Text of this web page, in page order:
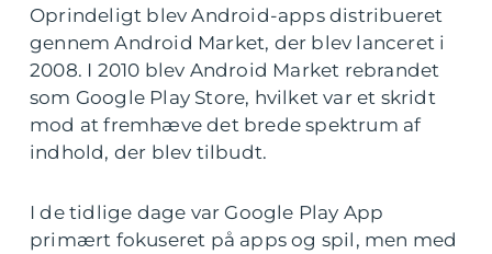
Oprindeligt blev Android-apps distribueret
gennem Android Market, der blev lanceret i
2008. I 2010 blev Android Market rebrandet
som Google Play Store, hvilket var et skridt
mod at fremhæve det brede spektrum af
indhold, der blev tilbudt.
I de tidlige dage var Google Play App
primært fokuseret på apps og spil, men med